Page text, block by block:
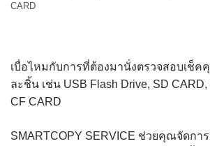
CARD
เบื่อไหมกับการที่ต้องมานั่งตรวจสอบเช็
ละชิ้น เช่น USB Flash Drive, SD CARD,
CF CARD
SMARTCOPY SERVICE ช่วยคุณจัดกา